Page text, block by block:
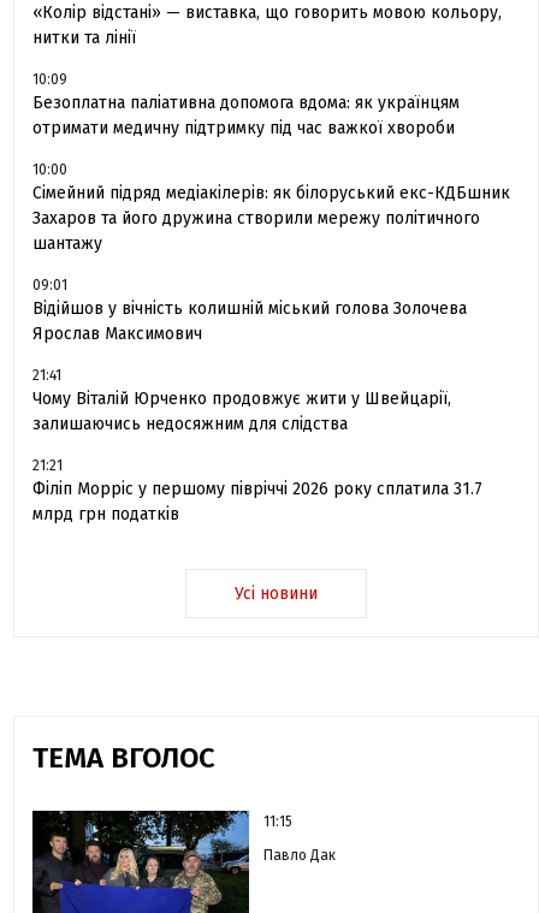
«Колір відстані» — виставка, що говорить мовою кольору,
нитки та лінії
10:09
Безоплатна паліативна допомога вдома: як українцям
отримати медичну підтримку під час важкої хвороби
10:00
Сімейний підряд медіакілерів: як білоруський екс-КДБшник
Захаров та його дружина створили мережу політичного
шантажу
09:01
Відійшов у вічність колишній міський голова Золочева
Ярослав Максимович
21:41
Чому Віталій Юрченко продовжує жити у Швейцарії,
залишаючись недосяжним для слідства
21:21
Філіп Морріс у першому півріччі 2026 року сплатила 31.7
млрд грн податків
Усі новини
ТЕМА ВГОЛОС
11:15
Павло Дак